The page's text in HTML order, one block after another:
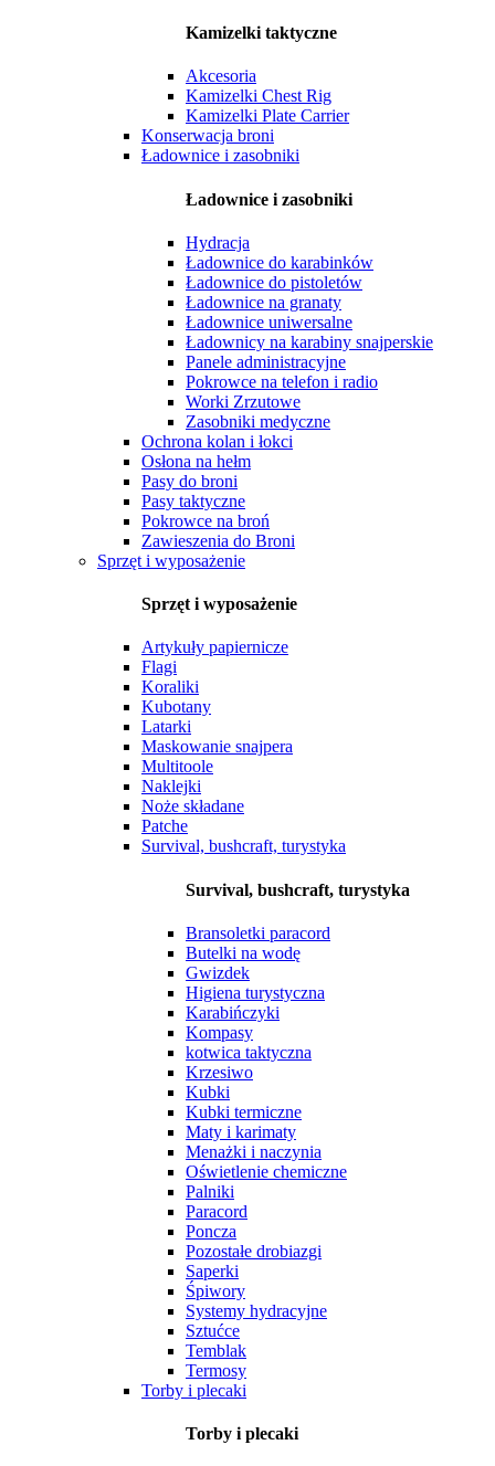
Kamizelki taktyczne
Akcesoria
Kamizelki Chest Rig
Kamizelki Plate Carrier
Konserwacja broni
Ładownice i zasobniki
Ładownice i zasobniki
Hydracja
Ładownice do karabinków
Ładownice do pistoletów
Ładownice na granaty
Ładownice uniwersalne
Ładownicy na karabiny snajperskie
Panele administracyjne
Pokrowce na telefon i radio
Worki Zrzutowe
Zasobniki medyczne
Ochrona kolan i łokci
Osłona na hełm
Pasy do broni
Pasy taktyczne
Pokrowce na broń
Zawieszenia do Broni
Sprzęt i wyposażenie
Sprzęt i wyposażenie
Artykuły papiernicze
Flagi
Koraliki
Kubotany
Latarki
Maskowanie snajpera
Multitoole
Naklejki
Noże składane
Patche
Survival, bushcraft, turystyka
Survival, bushcraft, turystyka
Bransoletki paracord
Butelki na wodę
Gwizdek
Higiena turystyczna
Karabińczyki
Kompasy
kotwica taktyczna
Krzesiwo
Kubki
Kubki termiczne
Maty i karimaty
Menażki i naczynia
Oświetlenie chemiczne
Palniki
Paracord
Poncza
Pozostałe drobiazgi
Saperki
Śpiwory
Systemy hydracyjne
Sztućce
Temblak
Termosy
Torby i plecaki
Torby i plecaki